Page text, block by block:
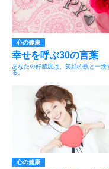
心の健康
幸せを呼ぶ30の言葉
あなたの好感度は、笑顔の数と一致
る。
心の健康